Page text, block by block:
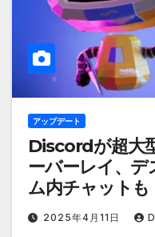
アップデート
Discordが超大
ーバーレイ、
ム内チャット
2025年4月11日